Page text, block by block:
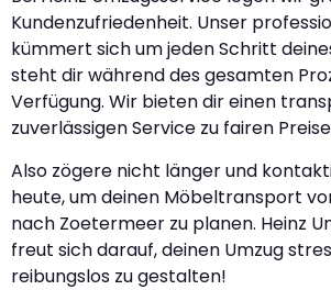
Kundenzufriedenheit. Unser
kümmert sich um jeden Schritt
steht dir während des gesamten
Verfügung. Wir bieten dir einen
zuverlässigen Service zu fairen
Also zögere nicht länger und
heute, um deinen Möbeltransport
nach Zoetermeer zu planen. Heinz
freut sich darauf, deinen Umzug
reibungslos zu gestalten!